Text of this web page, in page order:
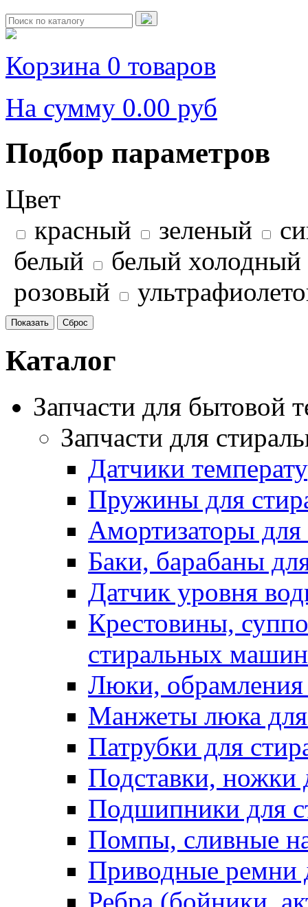
Корзина 0 товаров
На сумму 0.00 руб
Подбор параметров
Цвет
красный
зеленый
белый
белый холодный
розовый
Каталог
Запчасти для бытовой
Запчасти для
Датчики
Пружины для
Амортизаторы
Баки, барабаны
Датчик уровня
Крестовины,
стиральных машин
Люки, обрамления
Манжеты люка
Патрубки для
Подставки,
Подшипники для
Помпы, сливные
Приводные ремни